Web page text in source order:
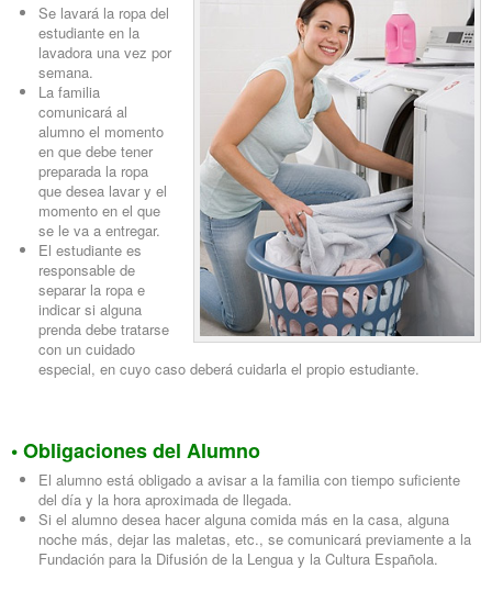
Se lavará la ropa del
estudiante en la
lavadora una vez por
semana.
La familia
comunicará al
alumno el momento
en que debe tener
preparada la ropa
que desea lavar y el
momento en el que
se le va a entregar.
El estudiante es
responsable de
separar la ropa e
indicar si alguna
prenda debe tratarse
con un cuidado
especial, en cuyo caso deberá cuidarla el propio estudiante.
•Obligaciones del Alumno
El alumno está obligado a avisar a la familia con tiempo suficiente
del día y la hora aproximada de llegada.
Si el alumno desea hacer alguna comida más en la casa, alguna
noche más, dejar las maletas, etc., se comunicará previamente a la
Fundación para la Difusión de la Lengua y la Cultura Española.